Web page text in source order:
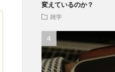
変えているのか？
雑学